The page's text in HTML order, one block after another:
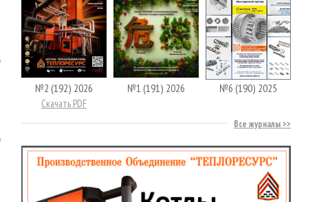
№2 (192) 2026
Скачать PDF
№1 (191) 2026 №6 (190) 2025
Все журналы